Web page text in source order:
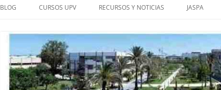
BLOG CURSOS UPV RECURSOS Y NOTICIAS JASPA